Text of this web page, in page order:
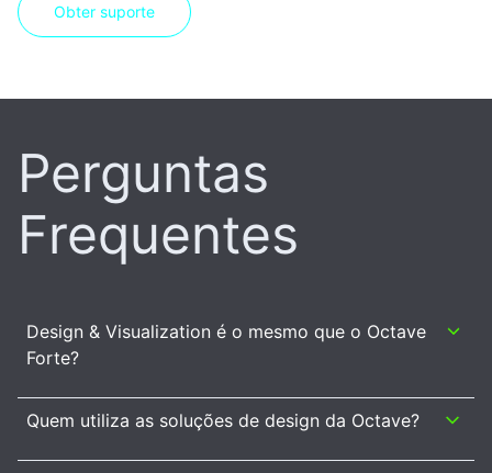
Obter suporte
Perguntas
Frequentes
Design & Visualization é o mesmo que o Octave
Forte?
Quem utiliza as soluções de design da Octave?